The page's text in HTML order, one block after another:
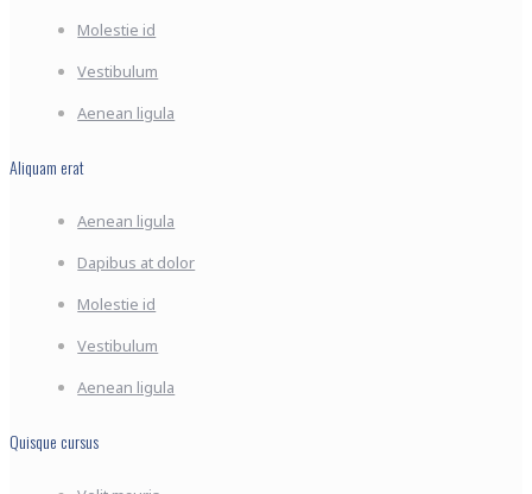
Molestie id
Vestibulum
Aenean ligula
Aliquam erat
Aenean ligula
Dapibus at dolor
Molestie id
Vestibulum
Aenean ligula
Quisque cursus